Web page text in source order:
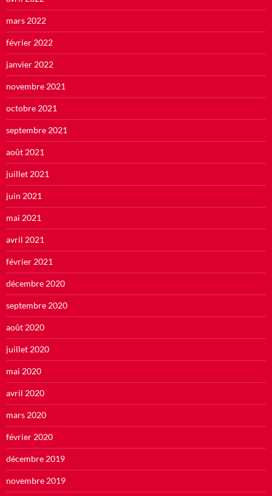
mars 2022
février 2022
janvier 2022
novembre 2021
octobre 2021
septembre 2021
août 2021
juillet 2021
juin 2021
mai 2021
avril 2021
février 2021
décembre 2020
septembre 2020
août 2020
juillet 2020
mai 2020
avril 2020
mars 2020
février 2020
décembre 2019
novembre 2019